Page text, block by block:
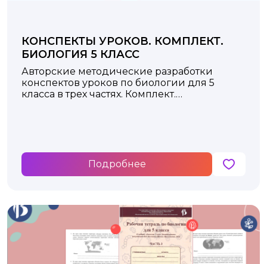
КОНСПЕКТЫ УРОКОВ. КОМПЛЕКТ.
БИОЛОГИЯ 5 КЛАСС
Авторские методические разработки
конспектов уроков по биологии для 5
класса в трех частях. Комплект.
Подробнее